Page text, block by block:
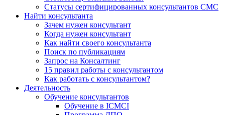
Статусы сертифицированных консультантов СМС
Найти консультанта
Зачем нужен консультант
Когда нужен консультант
Как найти своего консультанта
Поиск по публикациям
Запрос на Консалтинг
15 правил работы с консультантом
Как работать с консультантом?
Деятельность
Обучение консультантов
Обучение в ICMCI